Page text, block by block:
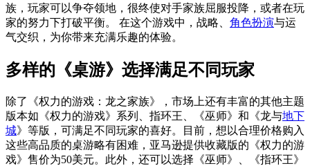
族，玩家可以争夺领地，很终使对手家族屈服投降，或者在玩
家的努力下打破平衡。 在这个游戏中，战略、 角色扮演与运
气交织，为你带来充满乐趣的体验。
多样的《桌游》选择满足不同玩家
除了《权力的游戏：龙之家族》，市场上还有丰富的其他主题
版本如《权力的游戏》系列、指环王、《巫师》和《龙与地下
城》等版，可满足不同玩家的喜好。目前，想以合理价格购入
这些高品质的桌游略有困难，亚马逊提供收藏版的《权力的游
戏》售价为50美元。此外，还可以选择《巫师》、《指环王》